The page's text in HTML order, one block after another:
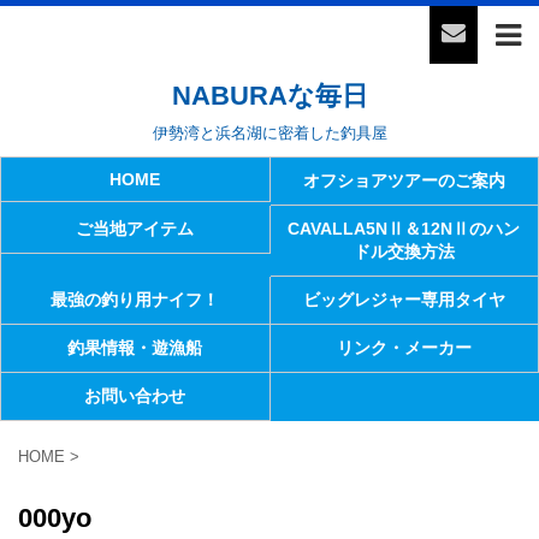
NABURAな毎日
伊勢湾と浜名湖に密着した釣具屋
HOME オフショアツアーのご案内
ご当地アイテム
CAVALLA5NⅡ＆12NⅡのハン
ドル交換方法
最強の釣り用ナイフ！ ビッグレジャー専用タイヤ
釣果情報・遊漁船 リンク・メーカー
お問い合わせ
HOME >
000yo